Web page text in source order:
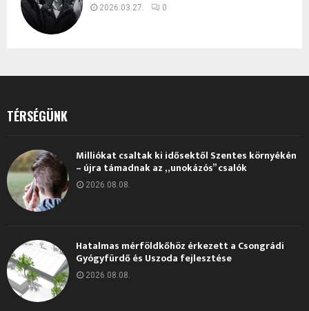
2026.03.27. 0
TÉRSÉGÜNK
Milliókat csaltak ki idősektől Szentes környékén
– újra támadnak az „unokázós” csalók
2026.08.08.
Hatalmas mérföldkőhöz érkezett a Csongrádi
Gyógyfürdő és Uszoda fejlesztése
2026.08.08.